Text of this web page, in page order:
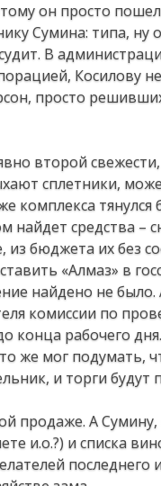
он просто пошел
Сумина: типа, ну
В
Косилову
просто
второй
сплетники,
комплекса
найдет средства –
из бюджета их без
«Алмаз» в
найдено не
комиссии по
рабочего
же мог подумать,
и торги
продаже. А
и.о.?) и списка
последнего